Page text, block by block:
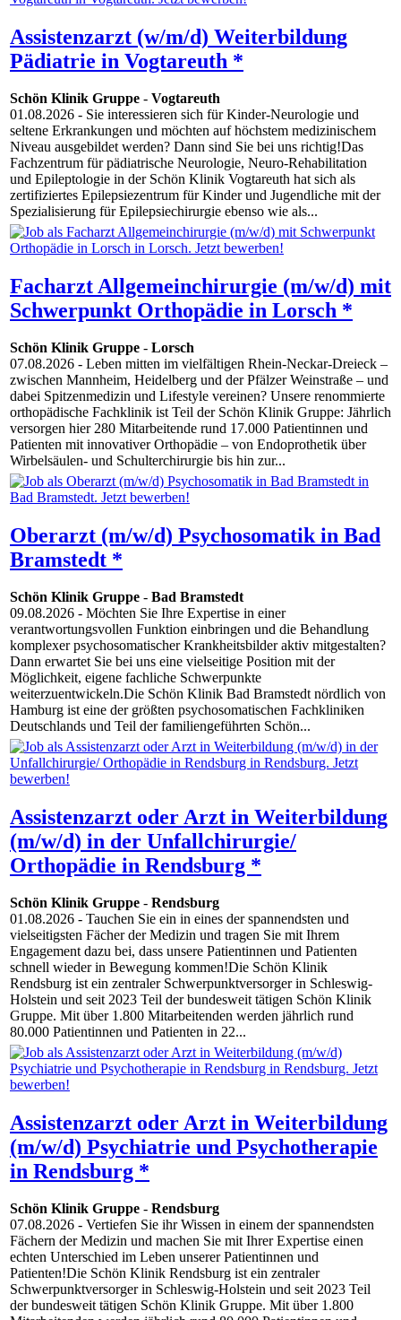
Assistenzarzt (w/m/d) Weiterbildung
Pädiatrie in Vogtareuth *
Schön Klinik Gruppe - Vogtareuth
01.08.2026 - Sie interessieren sich für Kinder-Neurologie und
seltene Erkrankungen und möchten auf höchstem medizinischem
Niveau ausgebildet werden? Dann sind Sie bei uns richtig!Das
Fachzentrum für pädiatrische Neurologie, Neuro-Rehabilitation
und Epileptologie in der Schön Klinik Vogtareuth hat sich als
zertifiziertes Epilepsiezentrum für Kinder und Jugendliche mit der
Spezialisierung für Epilepsiechirurgie ebenso wie als...
Facharzt Allgemeinchirurgie (m/w/d) mit
Schwerpunkt Orthopädie in Lorsch *
Schön Klinik Gruppe - Lorsch
07.08.2026 - Leben mitten im vielfältigen Rhein-Neckar-Dreieck –
zwischen Mannheim, Heidelberg und der Pfälzer Weinstraße – und
dabei Spitzenmedizin und Lifestyle vereinen? Unsere renommierte
orthopädische Fachklinik ist Teil der Schön Klinik Gruppe: Jährlich
versorgen hier 280 Mitarbeitende rund 17.000 Patientinnen und
Patienten mit innovativer Orthopädie – von Endoprothetik über
Wirbelsäulen- und Schulterchirurgie bis hin zur...
Oberarzt (m/w/d) Psychosomatik in Bad
Bramstedt *
Schön Klinik Gruppe - Bad Bramstedt
09.08.2026 - Möchten Sie Ihre Expertise in einer
verantwortungsvollen Funktion einbringen und die Behandlung
komplexer psychosomatischer Krankheitsbilder aktiv mitgestalten?
Dann erwartet Sie bei uns eine vielseitige Position mit der
Möglichkeit, eigene fachliche Schwerpunkte
weiterzuentwickeln.Die Schön Klinik Bad Bramstedt nördlich von
Hamburg ist eine der größten psychosomatischen Fachkliniken
Deutschlands und Teil der familiengeführten Schön...
Assistenzarzt oder Arzt in Weiterbildung
(m/w/d) in der Unfallchirurgie/
Orthopädie in Rendsburg *
Schön Klinik Gruppe - Rendsburg
01.08.2026 - Tauchen Sie ein in eines der spannendsten und
vielseitigsten Fächer der Medizin und tragen Sie mit Ihrem
Engagement dazu bei, dass unsere Patientinnen und Patienten
schnell wieder in Bewegung kommen!Die Schön Klinik
Rendsburg ist ein zentraler Schwerpunktversorger in Schleswig-
Holstein und seit 2023 Teil der bundesweit tätigen Schön Klinik
Gruppe. Mit über 1.800 Mitarbeitenden werden jährlich rund
80.000 Patientinnen und Patienten in 22...
Assistenzarzt oder Arzt in Weiterbildung
(m/w/d) Psychiatrie und Psychotherapie
in Rendsburg *
Schön Klinik Gruppe - Rendsburg
07.08.2026 - Vertiefen Sie ihr Wissen in einem der spannendsten
Fächern der Medizin und machen Sie mit Ihrer Expertise einen
echten Unterschied im Leben unserer Patientinnen und
Patienten!Die Schön Klinik Rendsburg ist ein zentraler
Schwerpunktversorger in Schleswig-Holstein und seit 2023 Teil
der bundesweit tätigen Schön Klinik Gruppe. Mit über 1.800